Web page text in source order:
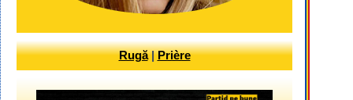
Rugă|Prière